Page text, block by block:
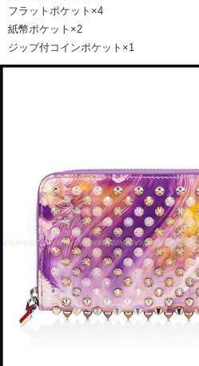
フラットポケット×4
紙幣ポケット×2
ジップ付コインポケット×1